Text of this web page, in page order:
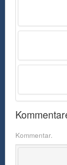
Kommentar.